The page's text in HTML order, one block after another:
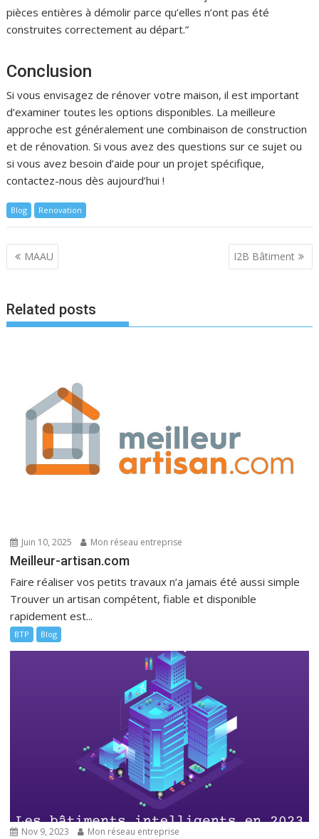
pièces entières à démolir parce qu’elles n’ont pas été
construites correctement au départ.”
Conclusion
Si vous envisagez de rénover votre maison, il est important
d’examiner toutes les options disponibles. La meilleure
approche est généralement une combinaison de construction
et de rénovation. Si vous avez des questions sur ce sujet ou
si vous avez besoin d’aide pour un projet spécifique,
contactez-nous dès aujourd’hui !
Blog Renovation
Navigation
de
MAAU I2B Bâtiment
Related posts
Juin 10, 2025 Mon réseau entreprise
Meilleur-artisan.com
Faire réaliser vos petits travaux n’a jamais été aussi simple
Trouver un artisan compétent, fiable et disponible
rapidement est...
BTP Blog
Nov 9, 2023 Mon réseau entreprise